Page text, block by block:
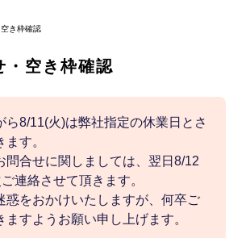
き枠確認
・空き枠確認
ら8/11(火)は弊社指定の休業日とさ
す。
問合せに関しましては、翌日8/12
連絡させて頂きます。
惑をおかけいたしますが、何卒ご
ますようお願い申し上げます。